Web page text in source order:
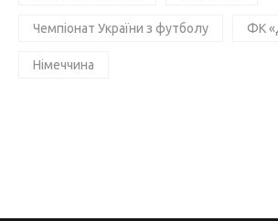
Чемпіонат України з футболу ФК
Німеччина